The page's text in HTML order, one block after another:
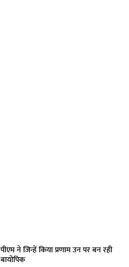
पीएम ने जिन्हें किया प्रणाम उन पर बन रही
बायोपिक